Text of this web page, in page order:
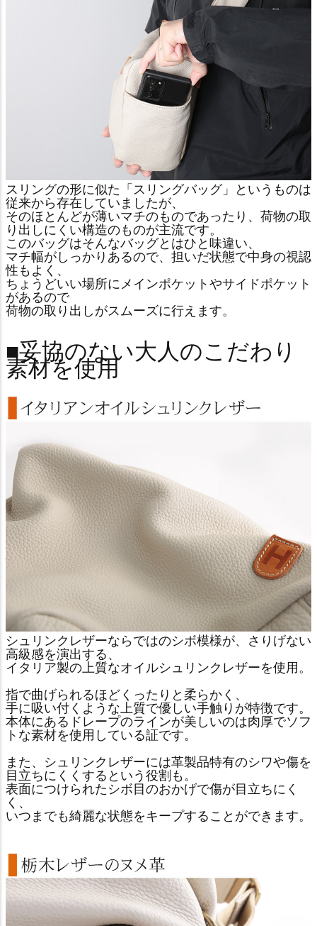
スリングの形に似た「スリングバッグ」というものは
従来から存在していましたが、
そのほとんどが薄いマチのものであったり、荷物の取
り出しにくい構造のものが主流です。
このバッグはそんなバッグとはひと味違い、
マチ幅がしっかりあるので、担いだ状態で中身の視認
性もよく、
ちょうどいい場所にメインポケットやサイドポケット
があるので
荷物の取り出しがスムーズに行えます。
■妥協のない大人のこだわり
素材を使用
シュリンクレザーならではのシボ模様が、さりげない
高級感を演出する、
イタリア製の上質なオイルシュリンクレザーを使用。
指で曲げられるほどくったりと柔らかく、
手に吸い付くような上質で優しい手触りが特徴です。
本体にあるドレープのラインが美しいのは肉厚でソフ
トな素材を使用している証です。
また、シュリンクレザーには革製品特有のシワや傷を
目立ちにくくするという役割も。
表面につけられたシボ目のおかげで傷が目立ちにく
く、
いつまでも綺麗な状態をキープすることができます。